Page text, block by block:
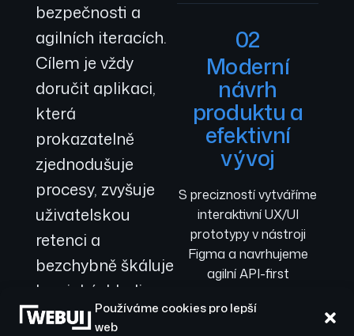
Používáme cookies pro lepší
web
bezpečnosti a
agilních iteracích.
Cílem je vždy
doručit aplikaci,
která
prokazatelně
zjednodušuje
procesy, zvyšuje
uživatelskou
retenci a
bezchybně škáluje
bez jakýchkoli
výpadků.
02
Moderní
návrh
produktu a
efektivní
vývoj
S precizností vytváříme
interaktivní UX/UI
prototypy v nástroji
Figma a navrhujeme
agilní API-first
zaručuje flexibilitu a